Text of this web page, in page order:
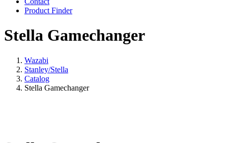
Product Finder
Stella Gamechanger
Wazabi
Stanley/Stella
Catalog
Stella Gamechanger